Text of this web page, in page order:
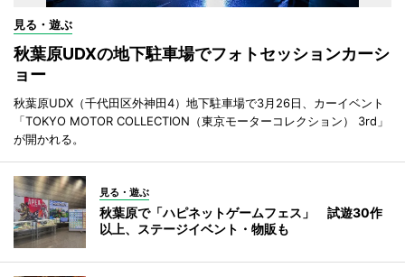
見る・遊ぶ
秋葉原UDXの地下駐車場でフォトセッションカーシ
ョー
秋葉原UDX（千代田区外神田4）地下駐車場で3月26日、カーイベント
「TOKYO MOTOR COLLECTION（東京モーターコレクション） 3rd」
が開かれる。
見る・遊ぶ
秋葉原で「ハピネットゲームフェス」 試遊30作
以上、ステージイベント・物販も